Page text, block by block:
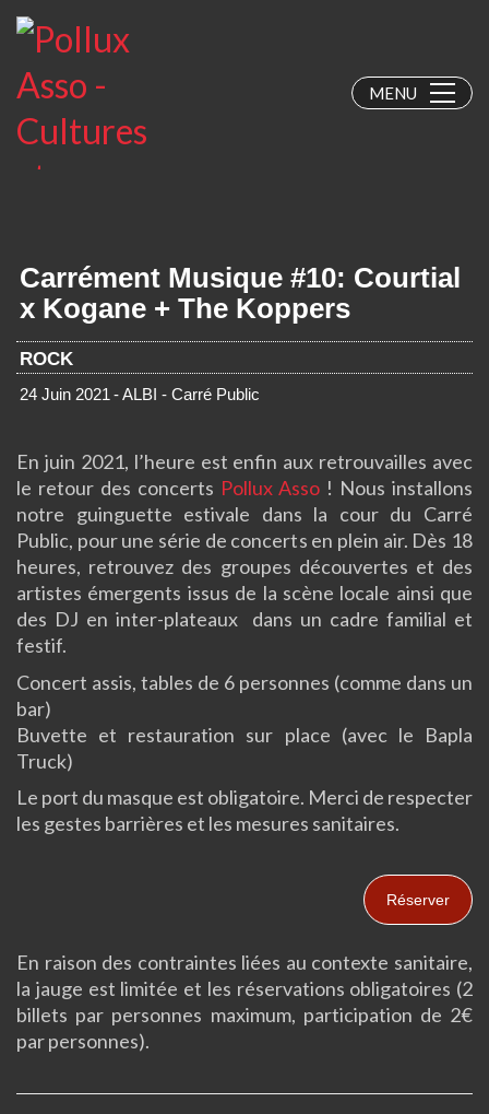
MENU
Carrément Musique #10: Courtial
x Kogane + The Koppers
ROCK
24 Juin 2021 - ALBI - Carré Public
En juin 2021, l’heure est enfin aux retrouvailles avec
le retour des concerts Pollux Asso ! Nous installons
notre guinguette estivale dans la cour du Carré
Public, pour une série de concerts en plein air. Dès 18
heures, retrouvez des groupes découvertes et des
artistes émergents issus de la scène locale ainsi que
des DJ en inter-plateaux dans un cadre familial et
festif.
Concert assis, tables de 6 personnes (comme dans un
bar)
Buvette et restauration sur place (avec le Bapla
Truck)
Le port du masque est obligatoire. Merci de respecter
les gestes barrières et les mesures sanitaires.
Réserver
En raison des contraintes liées au contexte sanitaire,
la jauge est limitée et les réservations obligatoires (2
billets par personnes maximum, participation de 2€
par personnes).